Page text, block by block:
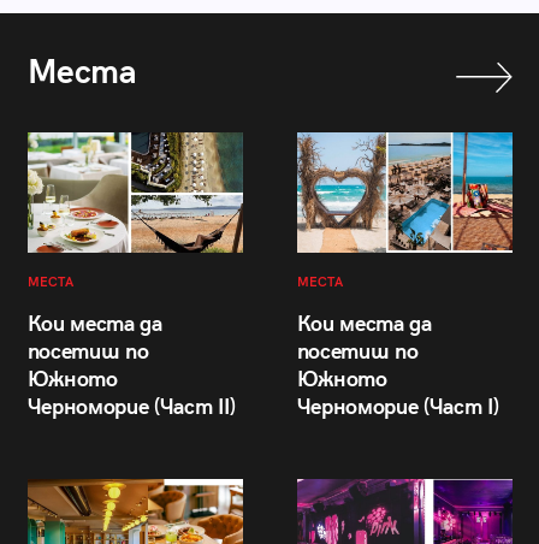
Места
МЕСТА
Кои места да
посетиш по
Южното
Черноморие (Част II)
МЕСТА
Кои места да
посетиш по
Южното
Черноморие (Част I)